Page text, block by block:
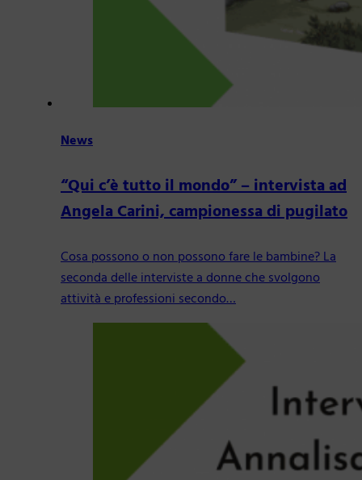
News
“Qui c’è tutto il mondo” – intervista ad
Angela Carini, campionessa di pugilato
Cosa possono o non possono fare le bambine? La
seconda delle interviste a donne che svolgono
attività e professioni secondo…